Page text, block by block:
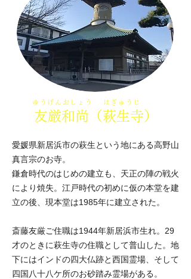
​ゆうげんおしょう はぎゅうじ
​友厳和尚（萩生寺）
愛媛県新居浜市の萩生という地にある高野山
真言宗のお寺。
鎌倉時代のはじめの建立も、天正の陣の戦火
により焼失。江戸時代の初めに仮の本堂を建
立の後、現本堂は1985年に建立された。
斎藤友厳ご住職は1944年新居浜市生れ。29
才のときに萩生寺の住職として普山した。地
下にはインドの四大仏跡と西国霊場、そして
四国八十八ケ所のお砂踏み霊場がある。